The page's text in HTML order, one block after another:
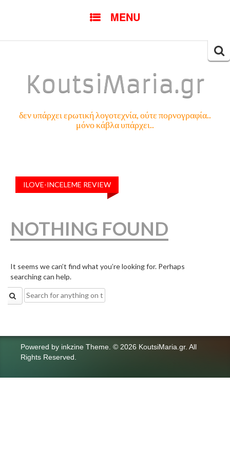
MENU
KoutsiMaria.gr
δεν υπάρχει ερωτική λογοτεχνία, ούτε πορνογραφία..
μόνο κάβλα υπάρχει..
ILOVE-INCELEME REVIEW
NOTHING FOUND
It seems we can’t find what you’re looking for. Perhaps
searching can help.
Search
for:
Powered by inkzine Theme © 2026 KoutsiMaria.gr. All
Rights Reserved.